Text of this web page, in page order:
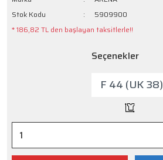
Stok Kodu
5909900
* 186,82 TL den başlayan taksitlerle!!
Seçenekler
F 44 (UK 38)